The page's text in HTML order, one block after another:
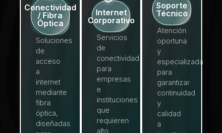
Conectividad
/ Fibra
Óptica
Soluciones
de
acceso
a
internet
mediante
fibra
óptica,
diseñadas
Internet
Corporativo
Servicios
de
conectividad
para
empresas
e
instituciones
que
requieren
alto
Soporte
Técnico
Atención
oportuna
y
especializada
para
garantizar
continuidad
y
calidad
a